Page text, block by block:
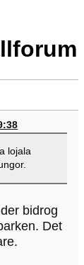
lojala
bidrog
Det